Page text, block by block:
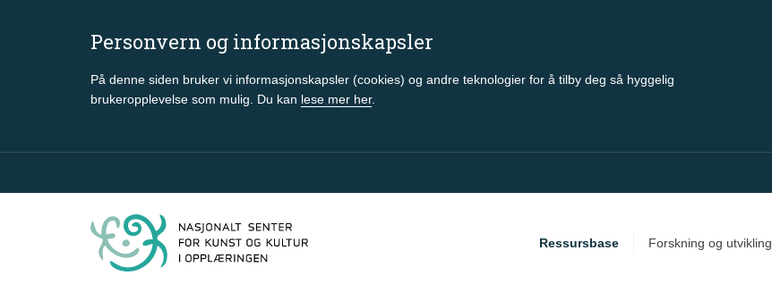
Personvern og informasjonskapsler
På denne siden bruker vi informasjonskapsler (cookies) og andre teknologier for å tilby deg så hyggelig
brukeropplevelse som mulig. Du kan lese mer her.
Gå til hovedinnhold
Ressursbase Forskning og utvikling